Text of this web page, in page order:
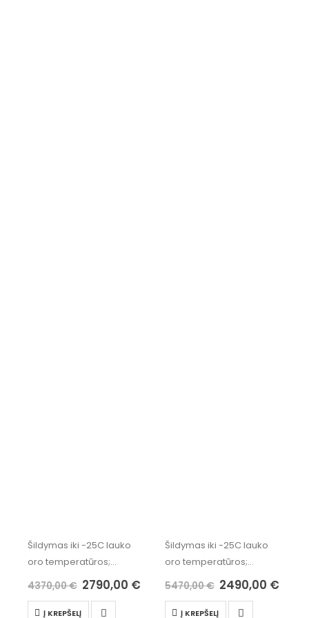
Šildymas iki -25C lauko
oro temperatūros;
* Karšto vandens
* Wi-Fi valdymas;
4370,00€ 2790,00 €
Į KREPŠELĮ
Šildymas iki -25C lauko
oro temperatūros;
* Karšto vandens
* Wi-Fi valdymas;
5470,00€ 2490,00 €
Į KREPŠELĮ